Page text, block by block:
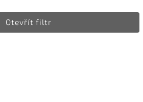
Otevřít filtr